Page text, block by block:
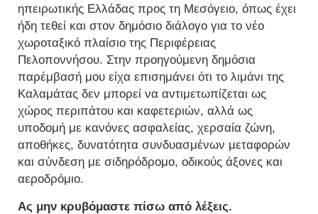
ηπειρωτικής Ελλάδας προς τη Μεσόγειο, όπως έχει
ήδη τεθεί και στον δημόσιο διάλογο για το νέο
χωροταξικό πλαίσιο της Περιφέρειας
Πελοποννήσου. Στην προηγούμενη δημόσια
παρέμβασή μου είχα επισημάνει ότι το λιμάνι της
Καλαμάτας δεν μπορεί να αντιμετωπίζεται ως
χώρος περιπάτου και καφετεριών, αλλά ως
υποδομή με κανόνες ασφαλείας, χερσαία ζώνη,
αποθήκες, δυνατότητα συνδυασμένων μεταφορών
και σύνδεση με σιδηρόδρομο, οδικούς άξονες και
αεροδρόμιο.
Ας μην κρυβόμαστε πίσω από λέξεις.